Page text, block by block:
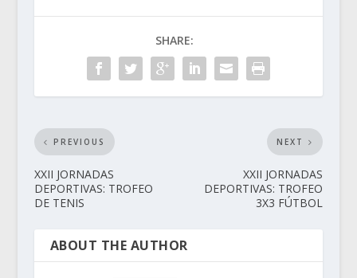
SHARE:
PREVIOUS
XXII JORNADAS
DEPORTIVAS: TROFEO
DE TENIS
NEXT
XXII JORNADAS
DEPORTIVAS: TROFEO
3X3 FÚTBOL
ABOUT THE AUTHOR